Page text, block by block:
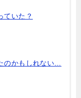
ていた？
のかもしれない…